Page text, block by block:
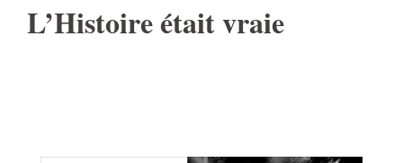
L’Histoire était vraie